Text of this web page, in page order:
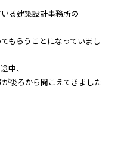
る建築設計事務所の
もらうことになっていまし
中、
後ろから聞こえてきました